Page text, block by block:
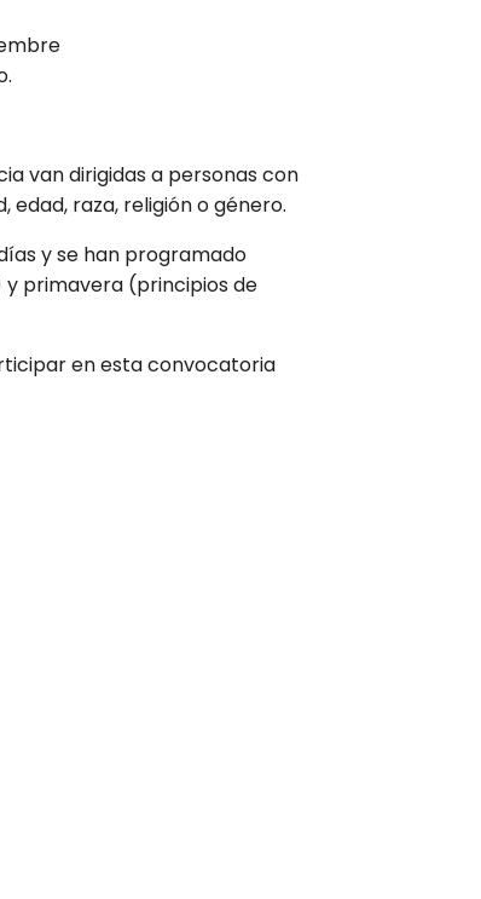
van dirigidas a personas con
raza, religión o género.
y se han programado
primavera (principios de
en esta convocatoria